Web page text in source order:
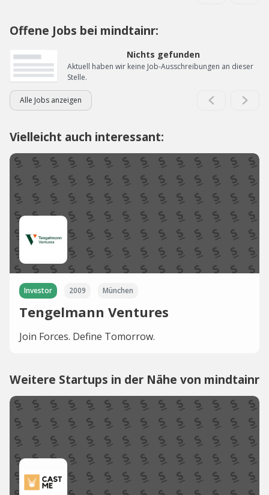
Offene Jobs bei mindtainr:
Nichts gefunden
Aktuell haben wir keine Job-Ausschreibungen an dieser
Stelle.
Alle Jobs anzeigen
Vielleicht auch interessant:
Investor 2009 München
Tengelmann Ventures
Join Forces. Define Tomorrow.
Weitere Startups in der Nähe von mindtainr